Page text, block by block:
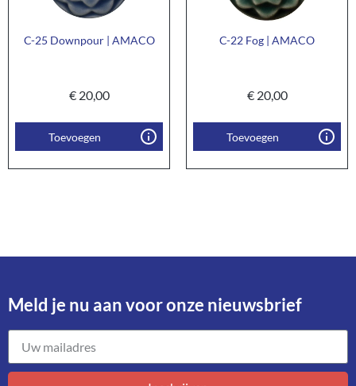
C-25 Downpour | AMACO
€20,00
Toevoegen
C-22 Fog | AMACO
€20,00
Toevoegen
Meld je nu aan voor onze nieuwsbrief​